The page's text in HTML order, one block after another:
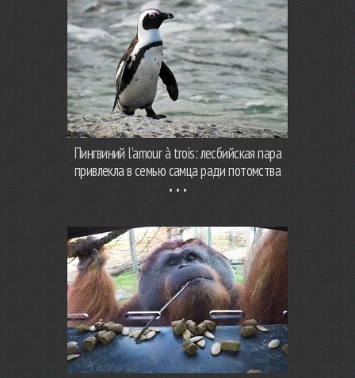
Пингвиний l’amour à trois: лесбийская пара
привлекла в семью самца ради потомства